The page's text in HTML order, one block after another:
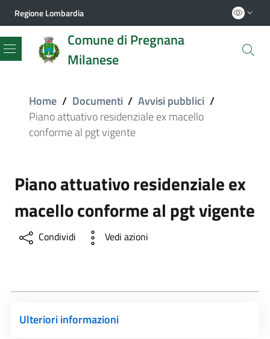
Regione Lombardia
Comune di Pregnana
Milanese
Menu
Home / Documenti / Avvisi pubblici /
Piano attuativo residenziale ex macello
conforme al pgt vigente
Piano attuativo residenziale ex
macello conforme al pgt vigente
Condividi Vedi azioni
Ulteriori informazioni